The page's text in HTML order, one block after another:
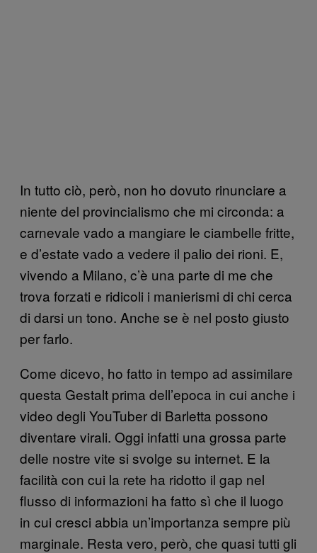
In tutto ciò, però, non ho dovuto rinunciare a
niente del provincialismo che mi circonda: a
carnevale vado a mangiare le ciambelle fritte,
e d’estate vado a vedere il palio dei rioni. E,
vivendo a Milano, c’è una parte di me che
trova forzati e ridicoli i manierismi di chi cerca
di darsi un tono. Anche se è nel posto giusto
per farlo.
Come dicevo, ho fatto in tempo ad assimilare
questa Gestalt prima dell’epoca in cui anche i
video degli YouTuber di Barletta possono
diventare virali. Oggi infatti una grossa parte
delle nostre vite si svolge su internet. E la
facilità con cui la rete ha ridotto il gap nel
flusso di informazioni ha fatto sì che il luogo
in cui cresci abbia un’importanza sempre più
marginale. Resta vero, però, che quasi tutti gli